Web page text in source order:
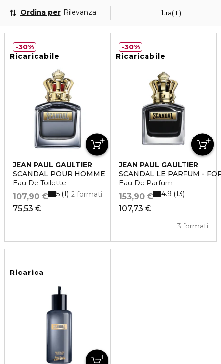
Filtra 1
Ordina per Rilevanza
Ricaricabile
JEAN PAUL GAULTIER
SCANDAL POUR HOMME
Eau De Toilette
75,53 €
107,90 € 2 formati
5 1
30%
Ricaricabile
JEAN PAUL GAULTIER
SCANDAL LE PARFUM -
Eau De Parfum
107,73 €
153,90 €
3 formati
4.9 13
30%
Ricarica